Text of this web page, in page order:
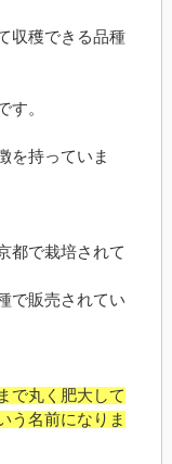
収穫できる品種
す。
を持っていま
都で栽培されて
で販売されてい
で丸く肥大して
う名前になりま